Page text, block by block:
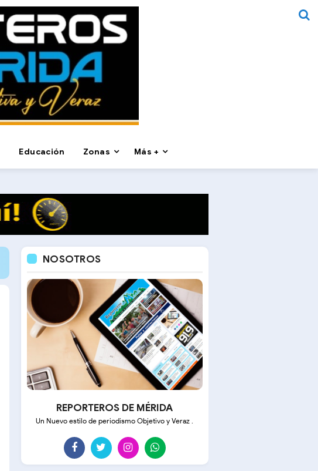
Educación Zonas Más +
NOSOTROS
REPORTEROS DE MÉRIDA
Un Nuevo estilo de periodismo Objetivo y Veraz .